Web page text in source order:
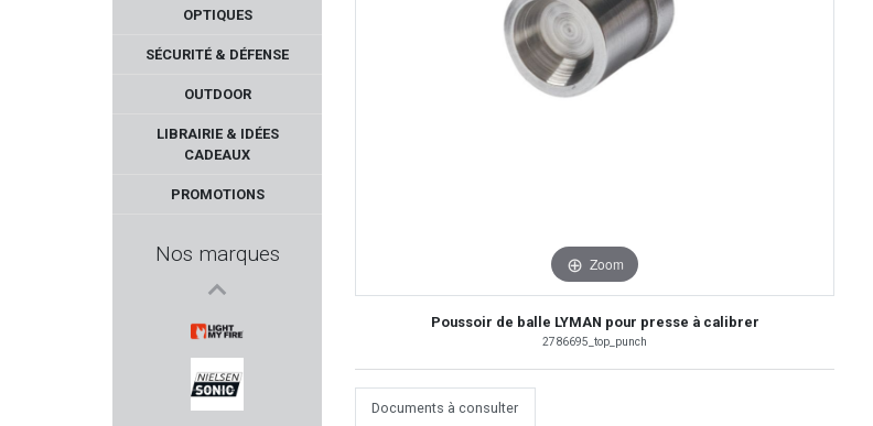
OPTIQUES
SÉCURITÉ & DÉFENSE
OUTDOOR
LIBRAIRIE & IDÉES
CADEAUX
PROMOTIONS
Nos marques
LUNA OPTIQUE
LIGHT MY FIRE
Zoom
Poussoir de balle LYMAN pour presse à calibrer
2786695_top_punch
Documents à consulter